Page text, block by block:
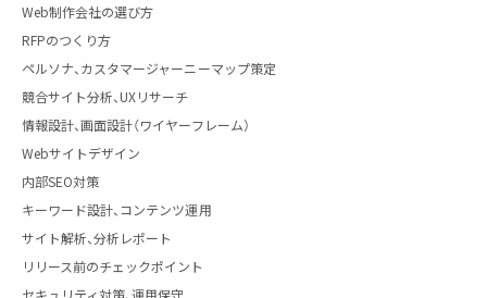
Web制作会社の選び方
RFPのつくり方
ペルソナ、カスタマージャーニーマップ策定
競合サイト分析、UXリサーチ
情報設計、画面設計（ワイヤーフレーム）
Webサイトデザイン
内部SEO対策
キーワード設計、コンテンツ運用
サイト解析、分析レポート
リリース前のチェックポイント